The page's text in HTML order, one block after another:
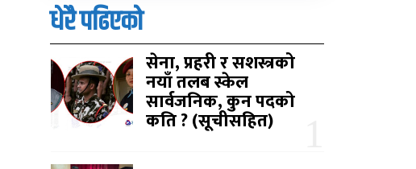
धेरै पढिएको
सेना, प्रहरी र सशस्त्रको
नयाँ तलब स्केल
सार्वजनिक, कुन पदको
कति ? (सूचीसहित)